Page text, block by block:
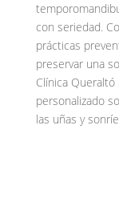
con seriedad.
prácticas
preservar una
Clínica
personalizado
las uñas y